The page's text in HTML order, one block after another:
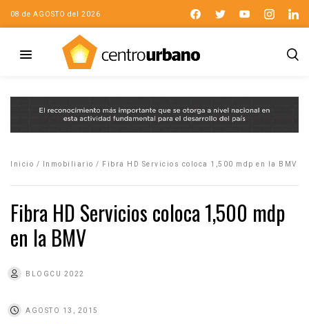
08 de AGOSTO del 2026
Inicio / Inmobiliario / Fibra HD Servicios coloca 1,500 mdp en la BMV
Fibra HD Servicios coloca 1,500 mdp
en la BMV
BLOGCU 2022
AGOSTO 13, 2015